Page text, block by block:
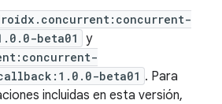
beta01
y
beta01 . Para
incluidas en esta versión,